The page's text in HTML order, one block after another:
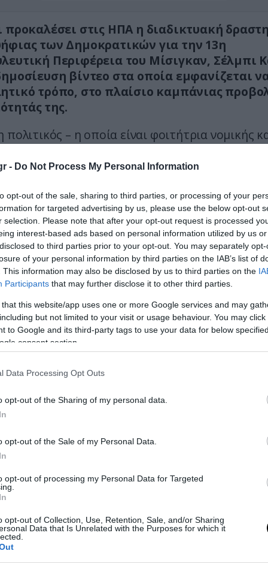
- Do Not Process My Personal Information
opt-out of the sale, sharing to third parties, or processing of your
for targeted advertising by us, please use the below opt-out
selection. Please note that after your opt-out request is processed
interest-based ads based on personal information utilized by us
to third parties prior to your opt-out. You may separately
of your personal information by third parties on the IAB’s list of
This information may also be disclosed by us to third parties on the
Participants that may further disclose it to other third parties.
that this website/app uses one or more Google services and may
but not limited to your visit or usage behaviour. You may
to Google and its third-party tags to use your data for below
consent section.
Data Processing Opt Outs
opt-out of the Sharing of my personal data.
opt-out of the Sale of my Personal Data.
opt-out of processing my Personal Data for Targeted
opt-out of Collection, Use, Retention, Sale, and/or Sharing
Data that Is Unrelated with the Purposes for which it
προκαλέσει στις ΗΠΑ η διαδικτυακή
των Δημοκρατικών για την 13η
Περιφέρεια του Μίσιγκαν, Σέλμπι
βίντεο στα οποία εμφανίζεται
τρόπο, στο πλαίσιο καμπάνιας
της.
– η οποία είναι φοιτήτρια νομικής
για να απαντά σε επικριτές αλλά και να
από τα βίντεο που κυκλοφόρησαν,
τρόπο που έχει χαρακτηριστεί από
για πολιτική καμπάνια, γεγονός που έχει
για τα όρια της πολιτικής επικοινωνίας
Democrat candidate Shelby Campbell’s
for votes.pic.twitter.com/opMH1SFyLa
(@libsoftiktok)
άτομο, είμαι μια κομψή σκ…α
», έγραψε
βίντεο, το οποίο σχολιάστηκε
τα επίμαχα στιγμιότυπα, η Κάμπελ απαντά
για την εικόνα της, επιχειρώντας να
τους χαρακτηρισμούς που της
αιχμηρή γλώσσα που επίσης προκάλεσε
congressional candidate in Michigan is